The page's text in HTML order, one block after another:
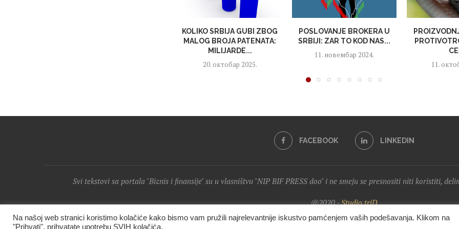
KOLIKO SRBIJA GUBI ZBOG
MALOG BROJA PATENATA:
MILIJARDE...
20. октобар 2025.
POSLOVANJE BROKERA U
SRBIJI: ZAR TO KOD NAS...
11. новембар 2024.
11.
FACEBOOK LINKEDIN
Svi tekstovi sa portala "Biznis i finansije" su u vlasništvu "NIP BIF PRESS doo" i ne smeju se presnositi niti koristiti,
@2020 -Studio triD
Na našoj web stranici koristimo kolačiće kako bismo vam pružili najrelevantnije iskustvo pamćenjem vaših podešavanja. Klikom na
"Prihvati", prihvatate upotrebu SVIH kolačića.